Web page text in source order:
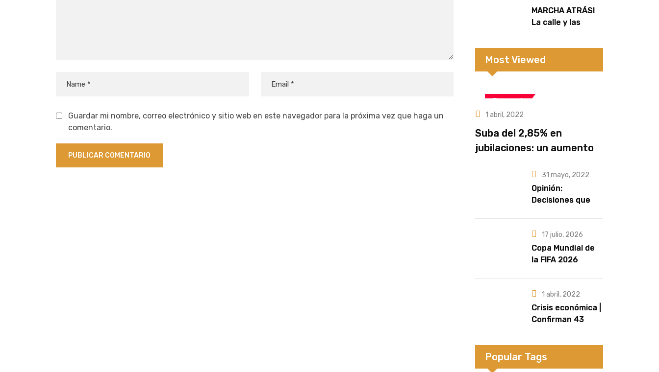
Guardar mi nombre, correo electrónico y sitio web en este navegador para la próxima vez que haga un
comentario.
zona rural
MARCHA ATRÁS!
La calle y las
extranjerización
de tierras
Most Viewed
Economía
1 abril, 2022
Suba del 2,85% en
jubilaciones: un aumento
pérdida del poder31 mayo, 2022
Opinión:
Decisiones que
Fernando
Retamozo
17 julio, 2026
Copa Mundial de
la FIFA 2026
quién sería la
artista que cante
el Himno Nacional
1 abril, 2022
Crisis económica |
Confirman 43
fábrica de
calzados Dass de
Eldorado
Popular Tags